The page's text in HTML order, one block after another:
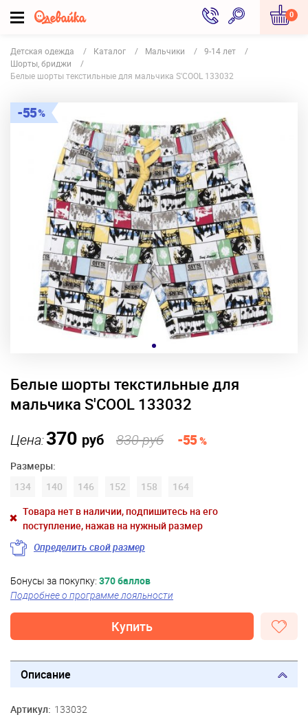
0
Детская одежда Каталог Мальчики
9-14 лет
Шорты, бриджи
Белые шорты текстильные для мальчика S'COOL 133032
55
Белые шорты текстильные для
мальчика S'COOL 133032
Цена:370 руб 830 руб -55%
Размеры:
134
140 146 152 158
164
Товара нет в наличии, подпишитесь на его
поступление, нажав на нужный размер
Определить свой размер
Бонусы за покупку: 370 баллов
Подробнее о программе лояльности
Купить
Описание
Артикул: 133032